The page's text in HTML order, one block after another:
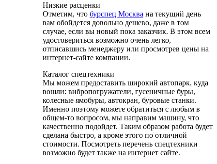
Низкие расценки
Отметим, что бурспец Москва на текущий день
вам обойдется довольно дешево, даже в том
случае, если вы новый пока заказчик. В этом всем
удостовериться возможно очень легко,
отписавшись менеджеру или просмотрев цены на
интернет-сайте компании.
Каталог спецтехники
Мы можем предоставить широкий автопарк, куда
вошли: вибропогружатели, гусеничные буры,
колесные ямобуры, автокран, буровые станки.
Именно поэтому можете обратиться с любым в
общем-то вопросом, мы направим машину, что
качественно подойдет. Таким образом работа будет
сделана быстро, а кроме этого по отличной
стоимости. Посмотреть перечень спецтехники
возможно будет также на интернет сайте.